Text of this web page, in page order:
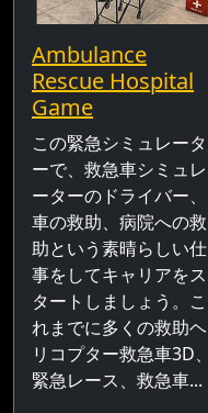
Ambulance
Rescue Hospital
Game
この緊急シミュレータ
ーで、救急車シミュレ
ーターのドライバー、
車の救助、病院への救
助という素晴らしい仕
事をしてキャリアをス
タートしましょう。こ
れまでに多くの救助ヘ
リコプター救急車3D、
緊急レース、救急車...